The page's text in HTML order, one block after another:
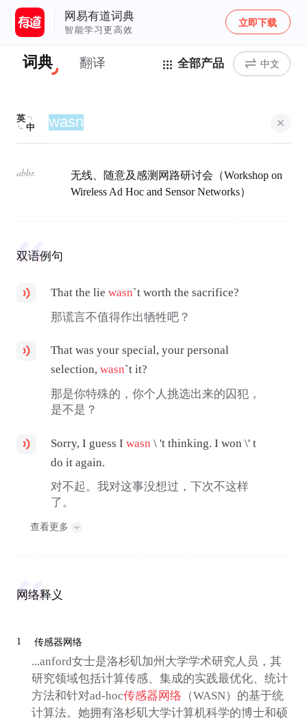
网易有道词典
智能学习更高效
立即下载
词典 翻译 全部产品 中文
英
中
abbr.
无线、随意及感测网路研讨会（Workshop on
Wireless Ad Hoc and Sensor Networks）
双语例句
That the liewasn`t worth the sacrifice?
那谎言不值得作出牺牲吧？
That was your special, your personal
selection,wasn`t it?
那是你特殊的，你个人挑选出来的囚犯，
是不是？
Sorry, I guess Iwasn \ 't thinking. I won \' t
do it again.
对不起。我对这事没想过，下次不这样
了。
查看更多
网络释义
1 传感器网络
...anford女士是洛杉矶加州大学学术研究人员，其
研究领域包括计算传感、集成的实践最优化、统计
方法和针对ad-hoc传感器网络 （WASN）的基于统
计算法。她拥有洛杉矶大学计算机科学的博士和硕